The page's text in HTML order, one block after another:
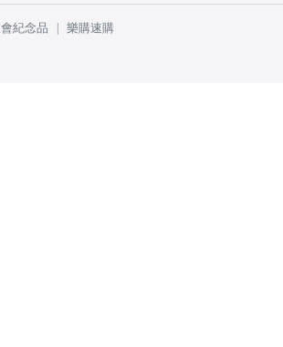
紀念品
樂購速購